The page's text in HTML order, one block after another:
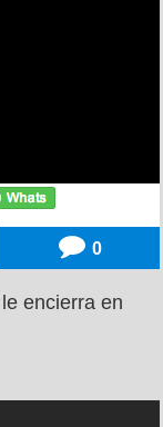
0
encierra en